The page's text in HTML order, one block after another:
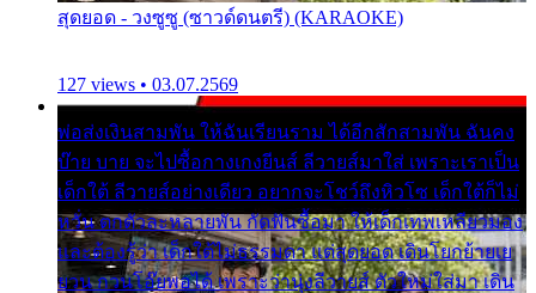
สุดยอด - วงซูซู (ซาวด์ดนตรี) (KARAOKE)
127 views • 03.07.2569
พ่อส่งเงินสามพัน ให้ฉันเรียนราม ได้อีกสักสามพัน ฉันคง
บ๊าย บาย จะไปซื้อกางเกงยีนส์ ลีวายส์มาใส่ เพราะเราเป็น
เด็กใต้ ลีวายส์อย่างเดียว อยากจะโชว์ถึงหิวโซ เด็กใต้ก็ไม่
หวั่น ตกตัวละหลายพัน กัดฟันซื้อมา ให้เด็กเทพเหลียวมอง
และต้องรู้ว่า เด็กใต้ไม่ธรรมดา แต่สุดยอด เดินโยกย้ายเย
ยวน กวนโอ๊ยพอได้ เพราะว่านุ่งลีวายส์ ตัวใหม่ใส่มา เดิน